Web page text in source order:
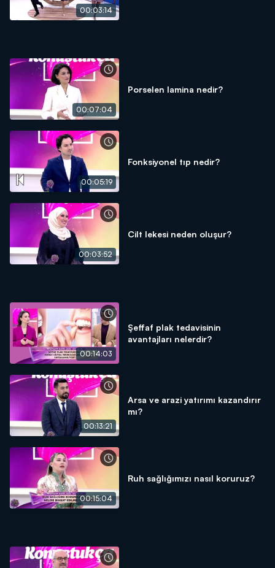
00:03:14
00:07:04
Porselen lamina nedir?
00:05:19
Fonksiyonel tıp nedir?
00:03:52
Cilt lekesi neden oluşur?
00:14:03
Şeffaf plak tedavisinin
avantajları nelerdir?
00:13:21
Arsa ve arazi yatırımı kazandırır
mı?
00:15:04
Ruh sağlığımızı nasıl koruruz?